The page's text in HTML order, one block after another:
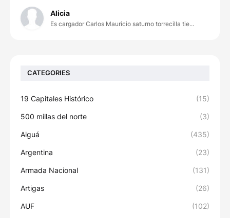
Alicia
Es cargador Carlos Mauricio saturno torrecilla tie...
CATEGORIES
19 Capitales Histórico (15)
500 millas del norte (3)
Aiguá (435)
Argentina (23)
Armada Nacional (131)
Artigas (26)
AUF (102)